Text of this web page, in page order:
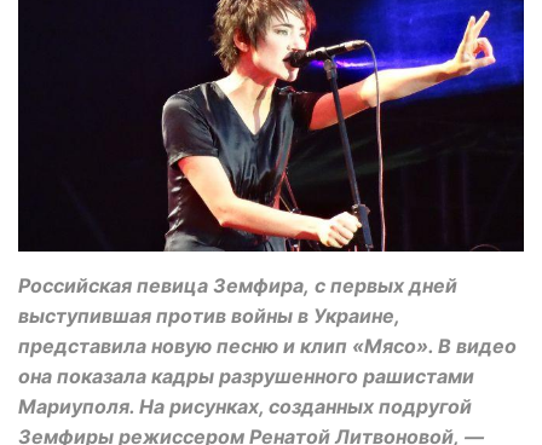
Российская певица Земфира, с первых дней
выступившая против войны в Украине,
представила новую песню и клип «Мясо». В видео
она показала кадры разрушенного рашистами
Мариуполя. На рисунках, созданных подругой
Земфиры режиссером Ренатой Литвоновой, —